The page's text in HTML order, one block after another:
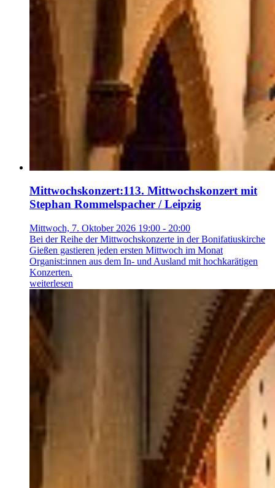
Mittwochskonzert:113. Mittwochskonzert mit
Stephan Rommelspacher / Leipzig
Mittwoch, 7. Oktober 2026 19:00 - 20:00
Bei der Reihe der Mittwochskonzerte in der Bonifatiuskirche
Gießen gastieren jeden ersten Mittwoch im Monat
Organist:innen aus dem In- und Ausland mit hochkarätigen
Konzerten.
weiterlesen